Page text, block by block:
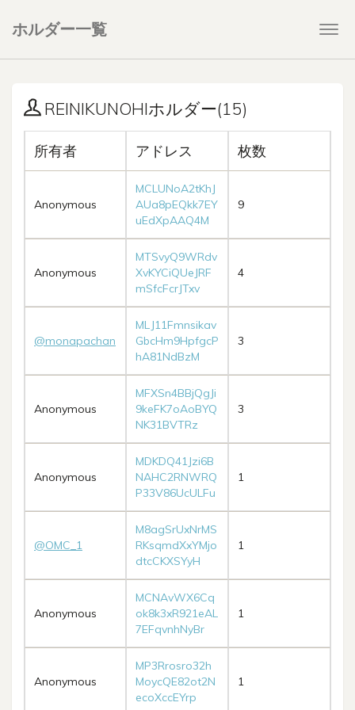
ホルダー一覧
REINIKUNOHIホルダー(15)
所有者 アドレス 枚数
Anonymous
MCLUNoA2tKhJ
AUa8pEQkk7EY
uEdXpAAQ4M
9
Anonymous
MTSvyQ9WRdv
XvKYCiQUeJRF
mSfcFcrJTxv
4
@monapachan
MLJ11Fmnsikav
GbcHm9HpfgcP
hA81NdBzM
3
Anonymous
MFXSn4BBjQgJi
9keFK7oAoBYQ
NK31BVTRz
3
Anonymous
MDKDQ41Jzi6B
NAHC2RNWRQ
P33V86UcULFu
1
@OMC_1
M8agSrUxNrMS
RKsqmdXxYMjo
dtcCKXSYyH
1
Anonymous
MCNAvWX6Cq
ok8k3xR921eAL
7EFqvnhNyBr
1
Anonymous
MP3Rrosro32h
MoycQE82ot2N
ecoXccEYrp
1